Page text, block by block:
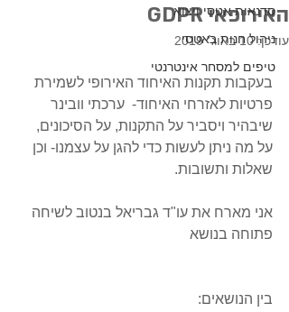
סדנאות אטסי ויצוא
ניהול חנות באטסי
טיפים למסחר אינטרנטי
האירופאי GDPR
עודכן:10 באוג׳ 2019
בעקבות תקנות האיחוד האירופי לשמירת
פרטיות לאזרחי האיחוד-  ערכתי וובינר
שיבהיר ויסביר על התקנות, על הסיכונים,
על מה ניתן לעשות כדי להגן על עצמנו- וכן
שאלות ותשובות.
אני מארח את עו"ד גבריאל בנטוב לשיחה
פתוחה בנושא
בין הנושאים: